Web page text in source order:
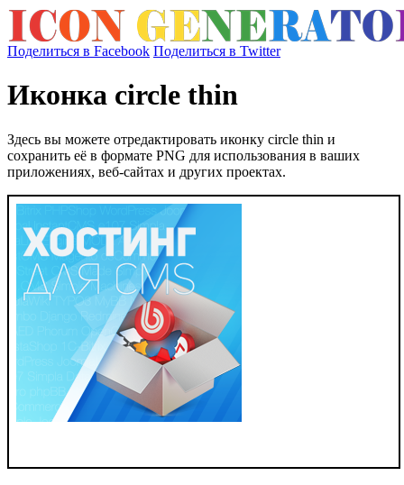
Поделиться в Facebook Поделиться в Twitter
Иконка circle thin
Здесь вы можете отредактировать иконку circle thin и
сохранить её в формате PNG для использования в ваших
приложениях, веб-сайтах и других проектах.